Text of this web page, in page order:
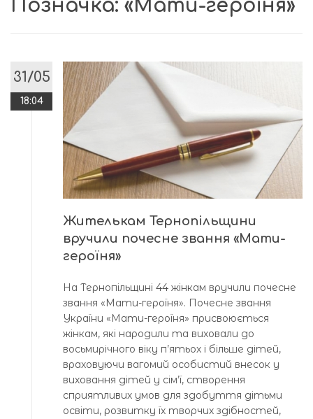
Позначка: «Мати-героїня»
31/05
18:04
Жителькам Тернопільщини
вручили почесне звання «Мати-
героїня»
На Тернопільщині 44 жінкам вручили почесне
звання «Мати-героїня». Почесне звання
України «Мати-героїня» присвоюється
жінкам, якi народили та виховали до
восьмирічного віку п’ятьох і більше дітей,
враховуючи вагомий особистий внесок у
виховання дітей у сім’ї, створення
сприятливих умов для здобуття дітьми
освіти, розвитку їх творчих здібностей,